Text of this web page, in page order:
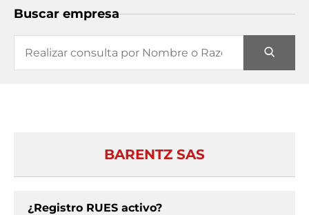
Buscar empresa
BARENTZ SAS
¿Registro RUES activo?